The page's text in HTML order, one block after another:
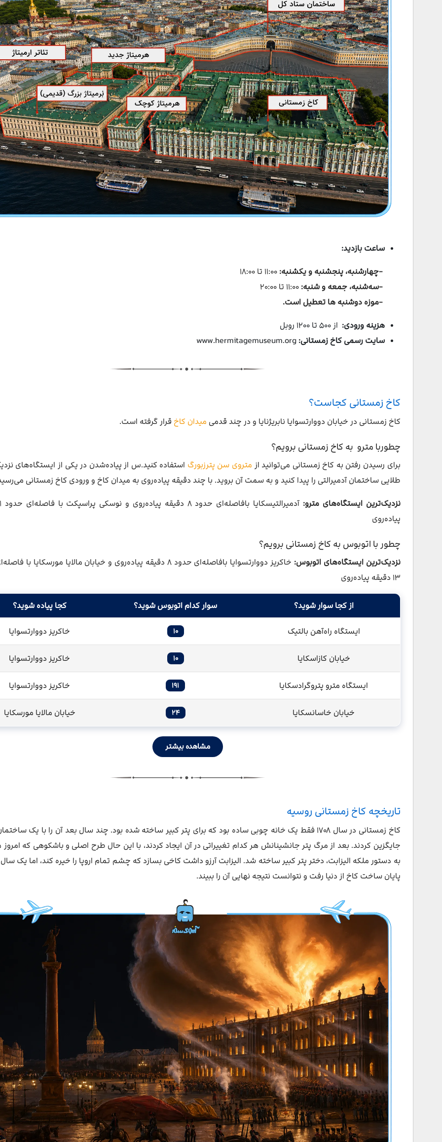
گالری نظامی ۱۸۱۲
تالار پیتر
تالار نشان‌ ها
تالار فیلد مارشال‌
تالار کنسرت
اتاق طلایی
گالری ایران
هتل های نزدیک به کاخ زمستانی
جاهای دیدنی نزدیک کاخ زمستانی
رستوران‌های نزدیک به کاخ زمستانی
ساعت بازدید:
-چهارشنبه، پنجشنبه و یکشنبه:۱۱:۰۰ تا ۱۸:۰۰
-سه‌شنبه، جمعه و شنبه:۱۱:۰۰ تا ۲۰:۰۰
-موزه دوشنبه ها تعطیل است.
هزینه ورودی: از ۵۰۰ تا ۱۲۰۰ روبل
سایت رسمی کاخ زمستانی:www.hermitagemuseum.org
کاخ زمستانی کجاست؟
کاخ زمستانی در خیابان دووارتسوایا نابریژنایا و در چند قدمی میدان کاخ قرار گرفته است.
چطوربا مترو به کاخ زمستانی برویم؟
برای رسیدن رفتن به کاخ زمستانی می‌توانید از متروی سن پترزبورگ استفاده کنید.س از پیاده‌شدن در یکی از ایستگاه‌های
طلایی ساختمان آدمیرالتی را پیدا کنید و به سمت آن بروید. با چند دقیقه پیاده‌روی به میدان کاخ و ورودی کاخ زمستانی
نزدیک‌ترین ایستگاه‌های مترو:
پیاده‌روی
چطور با اتوبوس به کاخ زمستانی برویم؟
نزدیک‌ترین ایستگاه‌های اتوبوس:
خاکریز دووارتسوایا بافاصله‌ای حدود ۸ دقیقه پیاده‌روی و خیابان مالایا مورسکایا
۱۳ دقیقه پیاده‌روی
از کجا سوار شوید؟ سوار کدام اتوبوس شوید؟
کجا پیاده شوید؟
ایستگاه راه‌آهن بالتیک
۱۰ خاکریز دووارتسوایا
خیابان کازاسکایا ۱۰ خاکریز دووارتسوایا
ایستگاه مترو پتروگرادسکایا ۱۹۱ خاکریز دووارتسوایا
خیابان خاسانسکایا ۲۴ خیابان مالایا مورسکایا
مشاهده بیشتر
تاریخچه کاخ زمستانی روسیه
کاخ زمستانی در سال ۱۷۰۸ فقط یک خانه چوبی ساده بود که برای پتر کبیر ساخته شده بود. چند سال بعد آن را با یک
جایگزین کردند. بعد از مرگ پتر جانشینانش هر کدام تغییراتی در آن ایجاد کردند، با این حال طرح اصلی و باشکوهی که امروز
به دستور ملکه الیزابت، دختر پتر کبیر ساخته شد. الیزابت آرزو داشت کاخی بسازد که چشم تمام اروپا را خیره کند، اما یک
پایان ساخت کاخ از دنیا رفت و نتوانست نتیجه نهایی آن را ببیند.